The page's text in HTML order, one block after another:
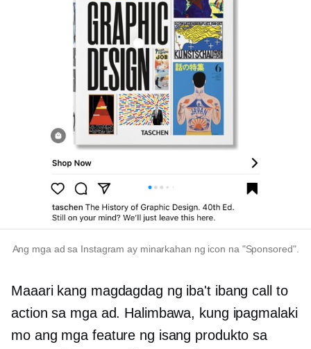
Ang mga ad sa Instagram ay minarkahan ng icon na "Sponsored".
Maaari kang magdagdag ng iba't ibang call to
action sa mga ad. Halimbawa, kung ipagmalaki
mo ang mga feature ng isang produkto sa